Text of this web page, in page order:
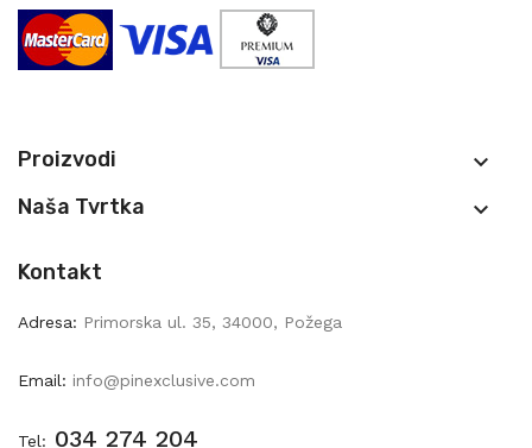
Proizvodi 
Naša Tvrtka 
Kontakt
Adresa: Primorska ul. 35, 34000, Požega
Email: info@pinexclusive.com
Tel: 034 274 204